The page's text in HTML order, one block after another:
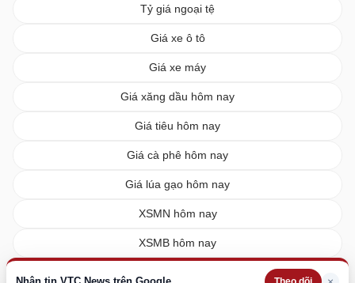
Tỷ giá ngoại tệ
Giá xe ô tô
Giá xe máy
Giá xăng dầu hôm nay
Giá tiêu hôm nay
Giá cà phê hôm nay
Giá lúa gạo hôm nay
XSMN hôm nay
XSMB hôm nay